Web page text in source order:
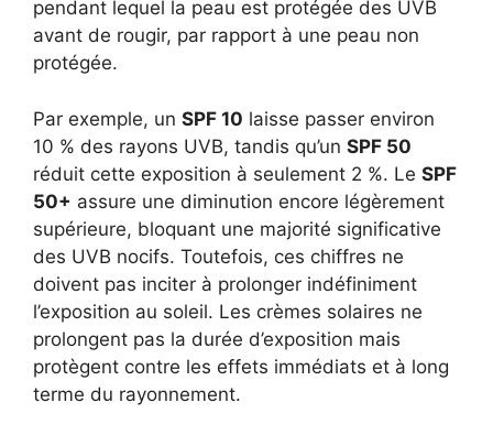
pendant lequel la peau est protégée des UVB
avant de rougir, par rapport à une peau non
protégée.
Par exemple, un SPF 10 laisse passer environ
10 % des rayons UVB, tandis qu’un SPF 50
réduit cette exposition à seulement 2 %. Le SPF
50+ assure une diminution encore légèrement
supérieure, bloquant une majorité significative
des UVB nocifs. Toutefois, ces chiffres ne
doivent pas inciter à prolonger indéfiniment
l’exposition au soleil. Les crèmes solaires ne
prolongent pas la durée d’exposition mais
protègent contre les effets immédiats et à long
terme du rayonnement.